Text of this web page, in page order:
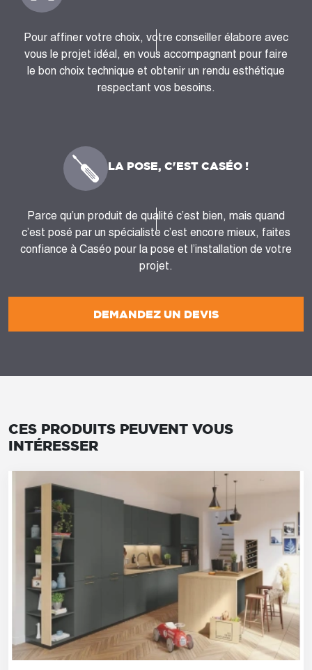
DEMANDEZ UN DEVIS
Pour affiner votre choix, votre conseiller élabore avec
vous le projet idéal, en vous accompagnant pour faire
le bon choix technique et obtenir un rendu esthétique
respectant vos besoins.
LA POSE, C'EST CASÉO !
Parce qu’un produit de qualité c’est bien, mais quand
c’est posé par un spécialiste c’est encore mieux, faites
confiance à Caséo pour la pose et l’installation de votre
projet.
CES PRODUITS PEUVENT VOUS
INTÉRESSER